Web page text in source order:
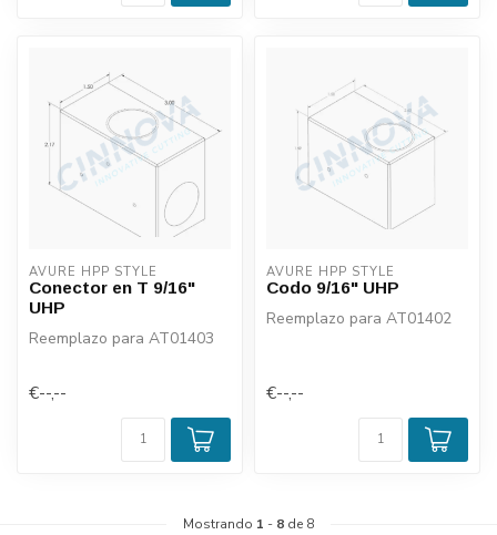
AVURE HPP STYLE
Conector en T 9/16"
UHP
Reemplazo para AT01403
€--,--
AVURE HPP STYLE
Codo 9/16" UHP
Reemplazo para AT01402
€--,--
Mostrando 1 - 8 de 8